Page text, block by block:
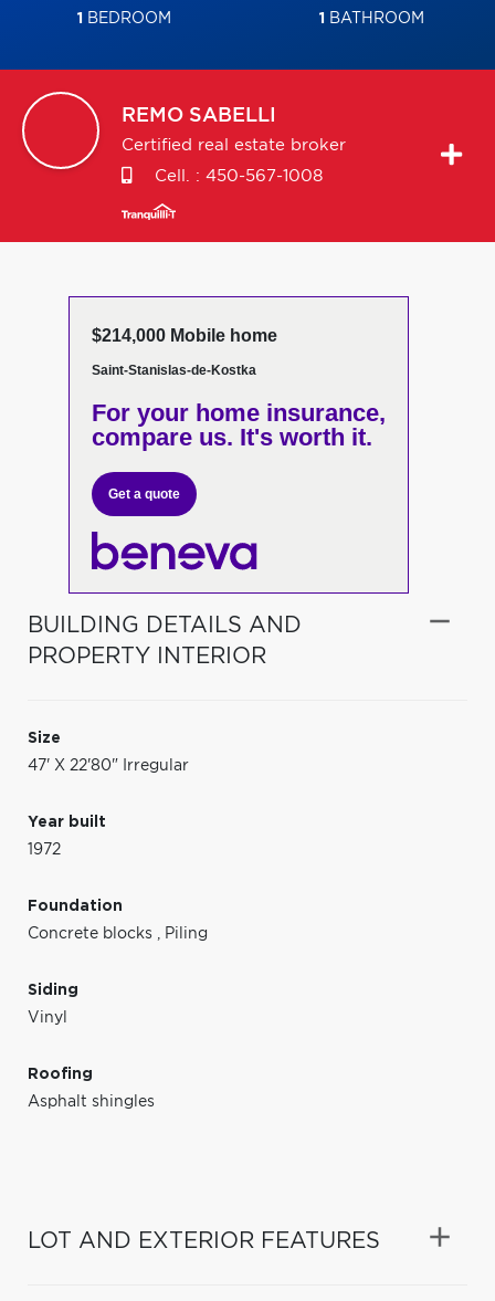
1 BEDROOM 1 BATHROOM
REMO SABELLI
Certified real estate broker
Cell. : 450-567-1008
$214,000 Mobile home
Saint-Stanislas-de-Kostka
For your home insurance,
compare us. It's worth it.
Get a quote
BUILDING DETAILS AND
PROPERTY INTERIOR
Size
47' X 22'80" Irregular
Year built
1972
Foundation
Concrete blocks , Piling
Siding
Vinyl
Roofing
Asphalt shingles
LOT AND EXTERIOR FEATURES